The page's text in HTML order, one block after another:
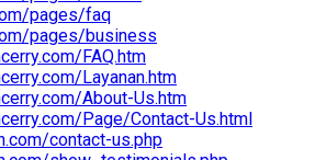
pages/faq
pages/business
FAQ.htm
Layanan.htm
About-Us.htm
Page/Contact-Us.html
contact-us.php